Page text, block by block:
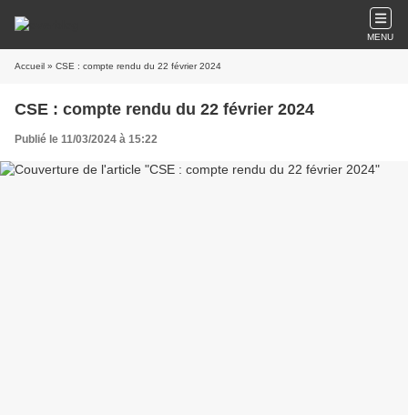
MENU
Accueil » CSE : compte rendu du 22 février 2024
CSE : compte rendu du 22 février 2024
Publié le 11/03/2024 à 15:22